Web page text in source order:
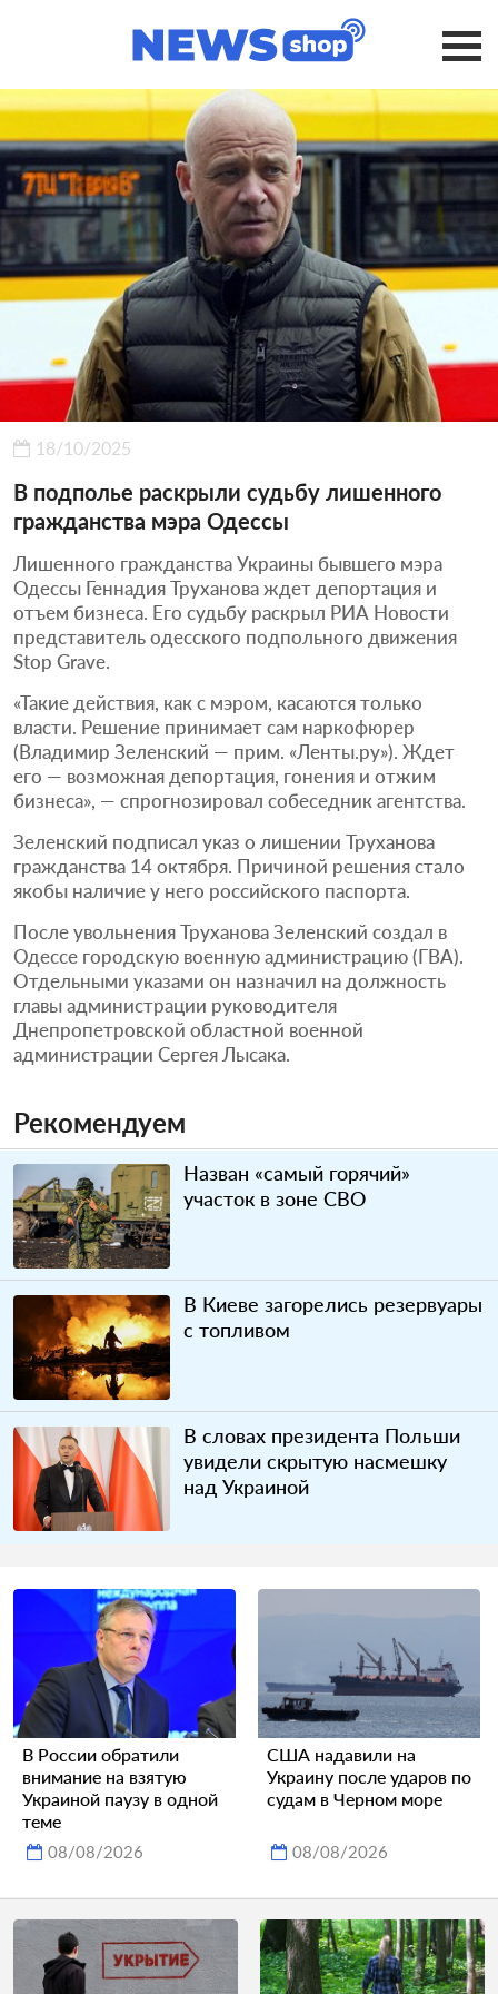
18/10/2025
В подполье раскрыли судьбу лишенного
гражданства мэра Одессы
Лишенного гражданства Украины бывшего мэра
Одессы Геннадия Труханова ждет депортация и
отъем бизнеса. Его судьбу раскрыл РИА Новости
представитель одесского подпольного движения
Stop Grave.
«Такие действия, как с мэром, касаются только
власти. Решение принимает сам наркофюрер
(Владимир Зеленский — прим. «Ленты.ру»). Ждет
его — возможная депортация, гонения и отжим
бизнеса», — спрогнозировал собеседник агентства.
Зеленский подписал указ о лишении Труханова
гражданства 14 октября. Причиной решения стало
якобы наличие у него российского паспорта.
После увольнения Труханова Зеленский создал в
Одессе городскую военную администрацию (ГВА).
Отдельными указами он назначил на должность
главы администрации руководителя
Днепропетровской областной военной
администрации Сергея Лысака.
Рекомендуем
Назван «самый горячий»
участок в зоне СВО
В Киеве загорелись резервуары
с топливом
В словах президента Польши
увидели скрытую насмешку
над Украиной
В России обратили
внимание на взятую
Украиной паузу в одной
теме
08/08/2026
США надавили на
Украину после ударов по
судам в Черном море
08/08/2026